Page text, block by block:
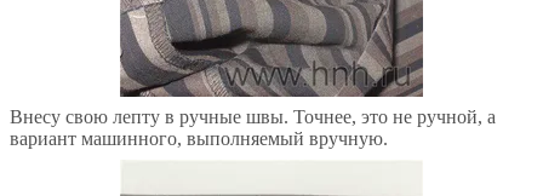
Внесу свою лепту в ручные швы. Точнее, это не ручной, а
вариант машинного, выполняемый вручную.